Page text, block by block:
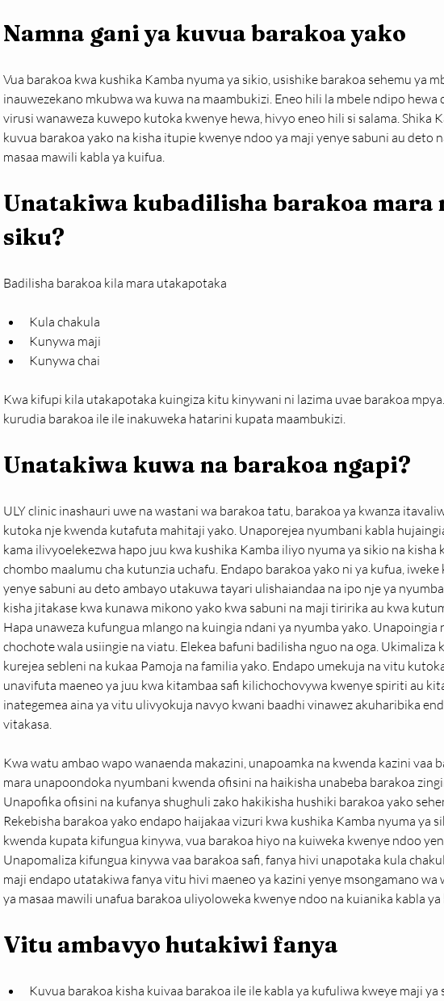
Namna gani ya kuvua barakoa yako
Vua barakoa kwa kushika Kamba nyuma ya sikio, usishike barakoa sehemu ya
inauwezekano mkubwa wa kuwa na maambukizi. Eneo hili la mbele ndipo hewa
virusi wanaweza kuwepo kutoka kwenye hewa, hivyo eneo hili si salama. Shika
kuvua barakoa yako na kisha itupie kwenye ndoo ya maji yenye sabuni au deto
masaa mawili kabla ya kuifua.
Unatakiwa kubadilisha barakoa mara
siku?
Badilisha barakoa kila mara utakapotaka
Kula chakula
Kunywa maji
Kunywa chai
Kwa kifupi kila utakapotaka kuingiza kitu kinywani ni lazima uvae barakoa
kurudia barakoa ile ile inakuweka hatarini kupata maambukizi.
Unatakiwa kuwa na barakoa ngapi?
ULY clinic inashauri uwe na wastani wa barakoa tatu, barakoa ya kwanza
kutoka nje kwenda kutafuta mahitaji yako. Unaporejea nyumbani kabla
kama ilivyoelekezwa hapo juu kwa kushika Kamba iliyo nyuma ya sikio na kisha
chombo maalumu cha kutunzia uchafu. Endapo barakoa yako ni ya kufua,
yenye sabuni au deto ambayo utakuwa tayari ulishaiandaa na ipo nje ya
kisha jitakase kwa kunawa mikono yako kwa sabuni na maji tiririka au kwa
Hapa unaweza kufungua mlango na kuingia ndani ya nyumba yako. Unapoingia
chochote wala usiingie na viatu. Elekea bafuni badilisha nguo na oga. Ukimaliza
kurejea sebleni na kukaa Pamoja na familia yako. Endapo umekuja na vitu
unavifuta maeneo ya juu kwa kitambaa safi kilichochovywa kwenye spiriti au
inategemea aina ya vitu ulivyokuja navyo kwani baadhi vinawez akuharibika
vitakasa.
Kwa watu ambao wapo wanaenda makazini, unapoamka na kwenda kazini vaa
mara unapoondoka nyumbani kwenda ofisini na haikisha unabeba barakoa
Unapofika ofisini na kufanya shughuli zako hakikisha hushiki barakoa yako
Rekebisha barakoa yako endapo haijakaa vizuri kwa kushika Kamba nyuma ya
kwenda kupata kifungua kinywa, vua barakoa hiyo na kuiweka kwenye ndoo
Unapomaliza kifungua kinywa vaa barakoa safi, fanya hivi unapotaka kula
maji endapo utatakiwa fanya vitu hivi maeneo ya kazini yenye msongamano wa
ya masaa mawili unafua barakoa uliyoloweka kwenye ndoo na kuianika kabla
Vitu ambavyo hutakiwi fanya
Kuvua barakoa kisha kuivaa barakoa ile ile kabla ya kufuliwa kweye maji ya